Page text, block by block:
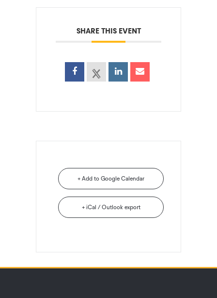
SHARE THIS EVENT
+ Add to Google Calendar
+ iCal / Outlook export